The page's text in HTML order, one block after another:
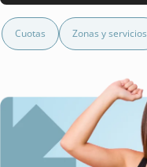
Cuotas Zonas y servicios